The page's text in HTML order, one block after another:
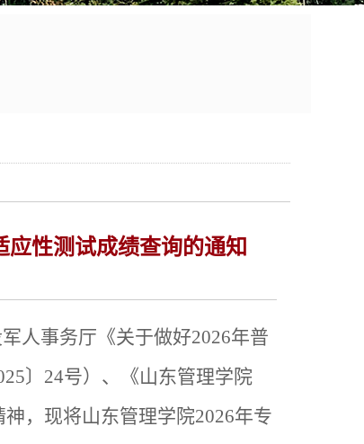
性测试成绩查询的通知
人事务厅《关于做好2026年普
〕24号）、《山东管理学院
，现将山东管理学院2026年专